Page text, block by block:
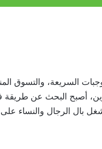
السريعة، والتسوق
أصبح البحث عن
بال الرجال والنساء